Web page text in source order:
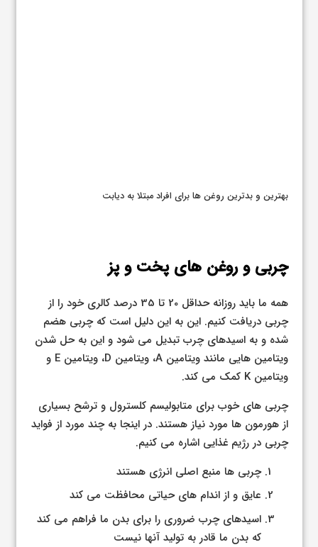
بهترین و بدترین روغن ها برای افراد مبتلا به دیابت
چربی و روغن های پخت و پز
همه ما باید روزانه حداقل 20 تا 35 درصد کالری خود را از
چربی دریافت کنیم. این به این دلیل است که چربی هضم
شده و به اسیدهای چرب تبدیل می شود و این به حل شدن
ویتامین هایی مانند ویتامین A، ویتامین D، ویتامین E و
ویتامین K کمک می کند.
چربی های خوب برای متابولیسم کلسترول و ترشح بسیاری
از هورمون ها مورد نیاز هستند. در اینجا به چند مورد از فواید
چربی در رژیم غذایی اشاره می کنیم.
چربی ها منبع اصلی انرژی هستند
عایق و از اندام های حیاتی محافظت می کند
اسیدهای چرب ضروری را برای بدن ما فراهم می کند
که بدن ما قادر به تولید آنها نیست